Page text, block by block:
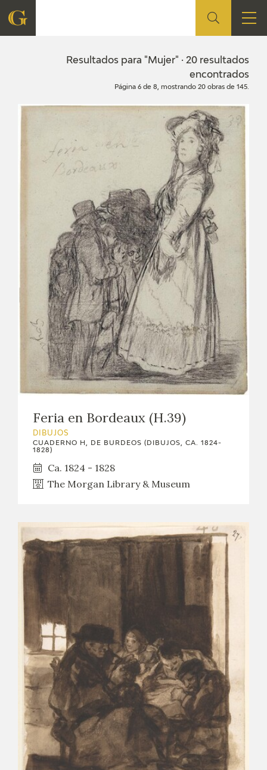
CENTRO DE INVESTIGACIÓN Y DOCUMENTACIÓN
ACCIÓN CORPORATIVA
PROGRAMACIÓN
EXPOSICIONES
ACTIVIDADES
ACTUALIDAD
SALA DE PRENSA
FRANCISCO DE GOYA
BIOGRAFÍA
EL VIAJE DE GOYA
CATÁLOGO
GOYA EN ARAGÓN
PREMIO ARAGÓN GOYA
EDICIONES
PUBLICACIONES
TIENDA
Resultados para "Mujer" · 20 resultados
encontrados
Página 6 de 8, mostrando 20 obras de 145.
Feria en Bordeaux (H.39)
DIBUJOS
CUADERNO H, DE BURDEOS (DIBUJOS, CA. 1824-
1828)
Ca. 1824 - 1828
The Morgan Library & Museum